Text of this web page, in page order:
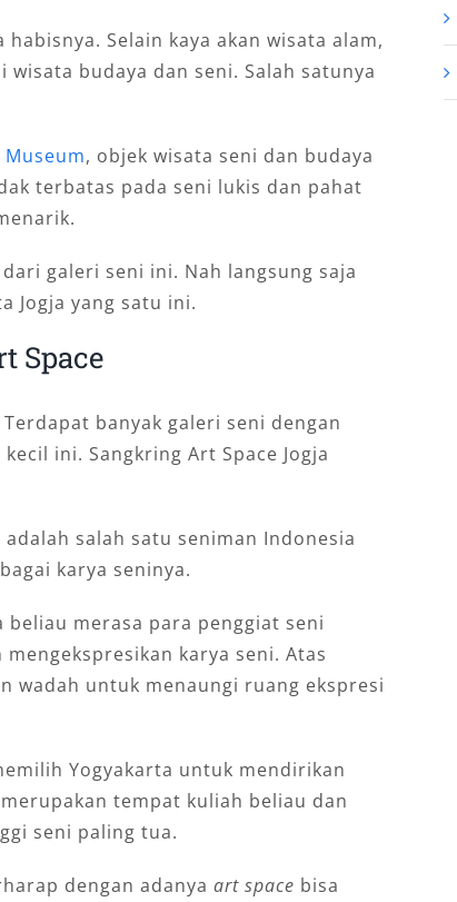
Selain kaya akan wisata alam,
budaya dan seni. Salah satunya
, objek wisata seni dan budaya
terbatas pada seni lukis dan pahat
galeri seni ini. Nah langsung saja
Jogja yang satu ini.
Space
banyak galeri seni dengan
ini. Sangkring Art Space Jogja
salah satu seniman Indonesia
karya seninya.
merasa para penggiat seni
karya seni. Atas
wadah untuk menaungi ruang ekspresi
Yogyakarta untuk mendirikan
tempat kuliah beliau dan
seni paling tua.
dengan adanya art space bisa